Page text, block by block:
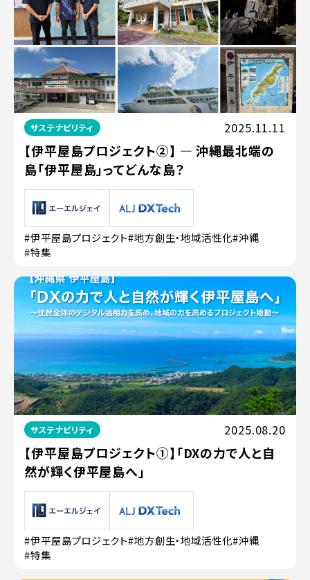
サステナビリティ 2025.11.11
【伊平屋島プロジェクト②】 ― 沖縄最北端の
島「伊平屋島」ってどんな島？
#伊平屋島プロジェクト#地方創生・地域活性化#沖縄
#特集
サステナビリティ 2025.08.20
【伊平屋島プロジェクト①】「DXの力で人と自
然が輝く伊平屋島へ」
#伊平屋島プロジェクト#地方創生・地域活性化#沖縄
#特集